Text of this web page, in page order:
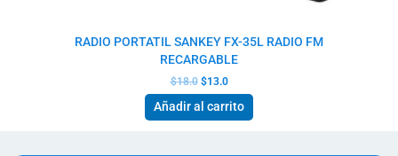
RADIO PORTATIL SANKEY FX-35L RADIO FM
RECARGABLE
$18.0 $13.0
Añadir al carrito